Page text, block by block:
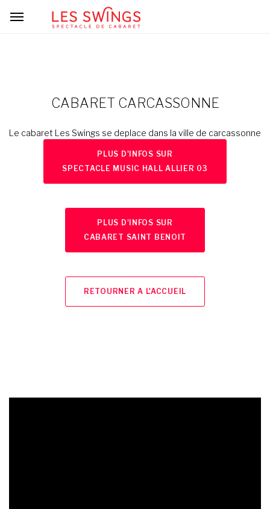
CABARET CARCASSONNE
Le cabaret Les Swings se deplace dans la ville de carcassonne
PLUS D'INFOS SUR
SPECTACLE MUSIC HALL ALLIER 03
PLUS D'INFOS SUR
CABARET SAINT BENOIT
RETOURNER A L'ACCUEIL